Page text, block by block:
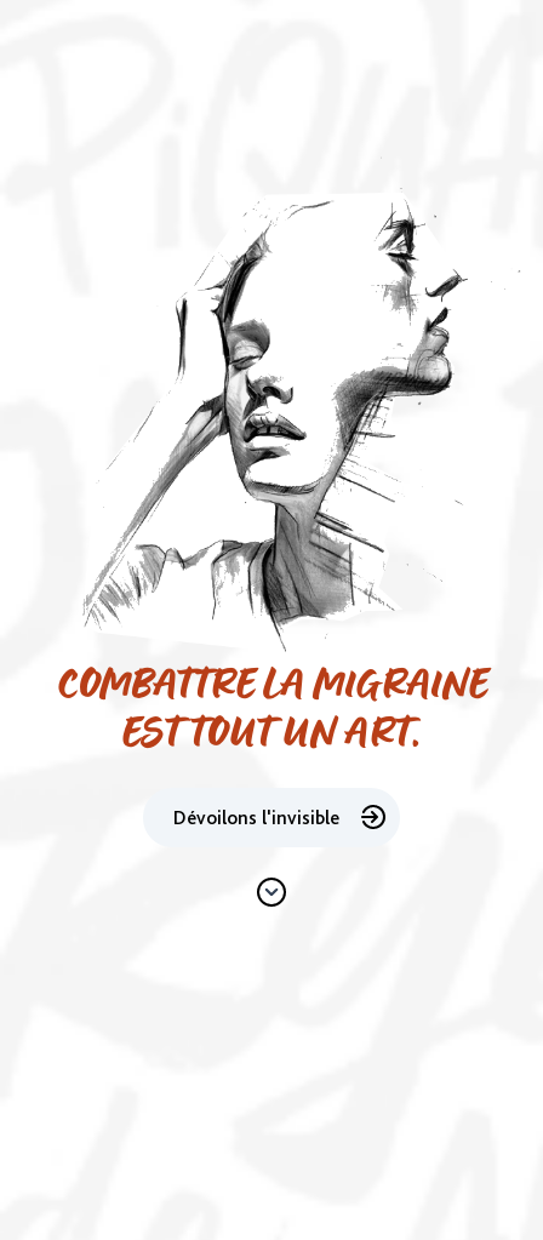
COMBATTRE LA MIGRAINE
EST TOUT UN ART.
Dévoilons l'invisible